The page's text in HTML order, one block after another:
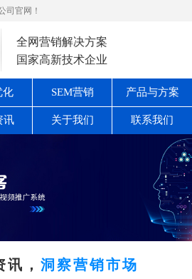
司官网！
全网营销解决方案
国家高新技术企业
化 SEM营销 产品与方案
讯 关于我们 联系我们
讯，洞察营销市场